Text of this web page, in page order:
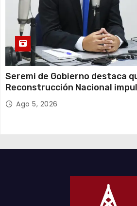
Seremi de Gobierno destaca
Reconstrucción Nacional
y el empleo en Tarapacá
Ago 5, 2026